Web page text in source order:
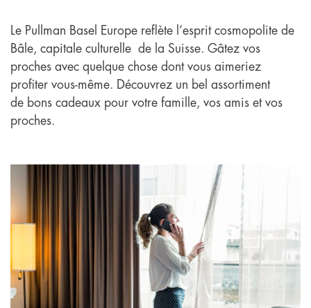
Le Pullman Basel Europe reflète l’esprit cosmopolite de
Bâle, capitale culturelle de la Suisse. Gâtez vos
proches avec quelque chose dont vous aimeriez
profiter vous-même. Découvrez un bel assortiment
de bons cadeaux pour votre famille, vos amis et vos
proches.